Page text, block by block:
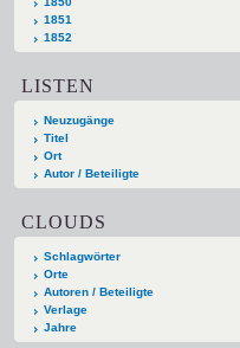
1851
1852
LISTEN
Neuzugänge
Titel
Ort
Autor / Beteiligte
CLOUDS
Schlagwörter
Orte
Autoren / Beteiligte
Verlage
Jahre